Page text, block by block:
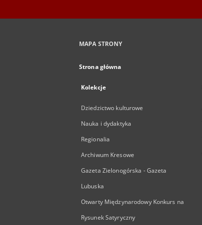
MAPA STRONY
Strona główna
Kolekcje
Dziedzictwo kulturowe
Nauka i dydaktyka
Regionalia
Archiwum Kresowe
Gazeta Zielonogórska - Gazeta
Lubuska
Otwarty Międzynarodowy Konkurs na
Rysunek Satyryczny